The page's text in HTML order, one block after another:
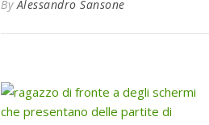
ByAlessandro Sansone